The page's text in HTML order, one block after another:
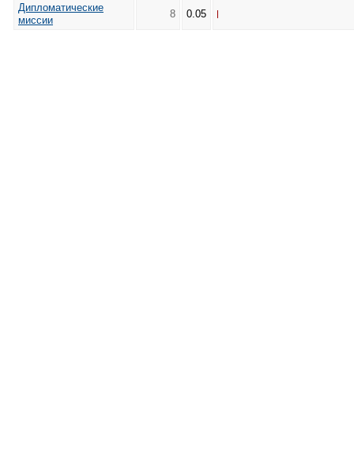
Дипломатические
миссии
8 0.05